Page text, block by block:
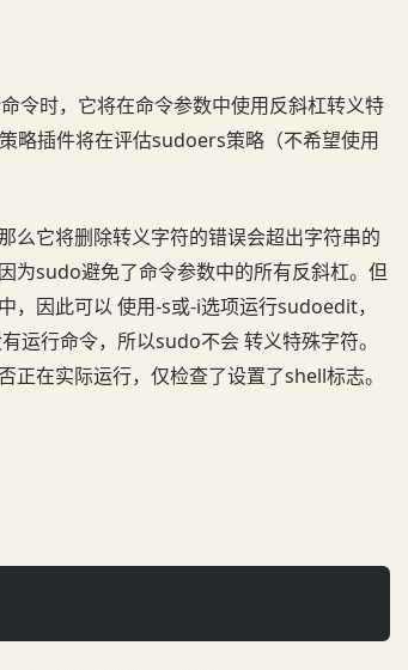
令时，它将在命令参数中使用反斜杠转义特
略插件将在评估sudoers策略（不希望使用
么它将删除转义字符的错误会超出字符串的
为sudo避免了命令参数中的所有反斜杠。但
，因此可以 使用-s或-i选项运行sudoedit，
运行命令，所以sudo不会 转义特殊字符。
在实际运行，仅检查了设置了shell标志。